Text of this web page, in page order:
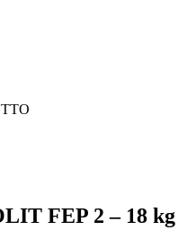
FEP 2 – 18 kg